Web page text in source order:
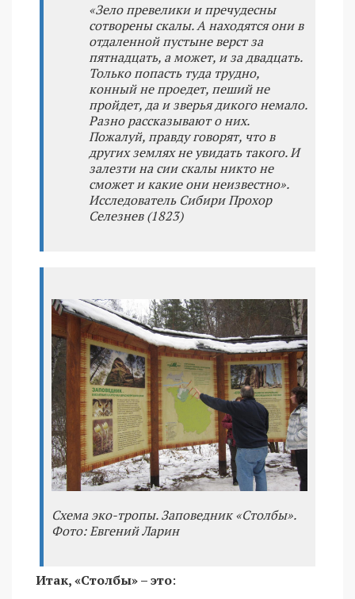
«Зело превелики и пречудесны
сотворены скалы. А находятся они в
отдаленной пустыне верст за
пятнадцать, а может, и за двадцать.
Только попасть туда трудно,
конный не проедет, пеший не
пройдет, да и зверья дикого немало.
Разно рассказывают о них.
Пожалуй, правду говорят, что в
других землях не увидать такого. И
залезти на сии скалы никто не
сможет и какие они неизвестно».
Исследователь Сибири Прохор
Селезнев (1823)
Схема эко-тропы. Заповедник «Столбы».
Фото: Евгений Ларин
Итак, «Столбы» – это: